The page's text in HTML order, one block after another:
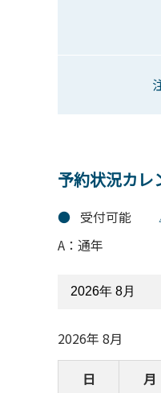
予約状況カレ
● 受付可能
A：通年
2026年 8月
日 月